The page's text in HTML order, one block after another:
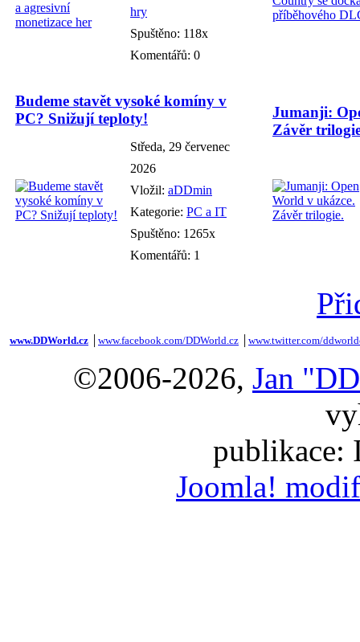
hry
Spuštěno: 118x
Komentářů: 0
Budeme stavět vysoké komíny v
PC? Snižují teploty!
Středa, 29 červenec
2026
Vložil: aDDmin
Kategorie: PC a IT
Spuštěno: 1265x
Komentářů: 1
Jumanji:
Závěr
www.DDWorld.cz www.facebook.com/DDWorld.cz www.twitter.com/
©2006-2026, Jan
publikace:
Joomla!